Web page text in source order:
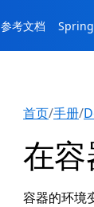
参考文档
首页/手册/
在
容器的环境